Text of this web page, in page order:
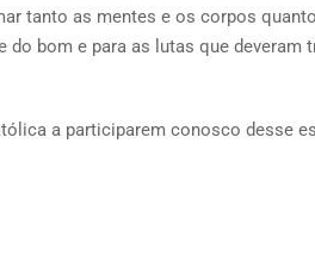
tanto as mentes e os corpos
bom e para as lutas que deveram
a participarem conosco desse